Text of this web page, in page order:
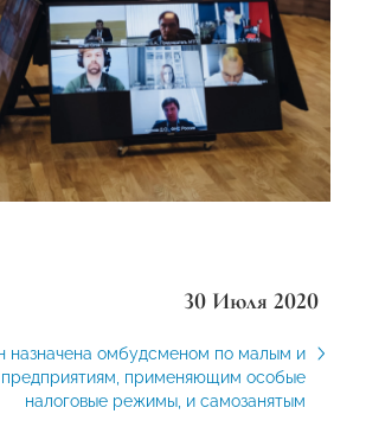
30 Июля 2020
назначена омбудсменом по малым и
применяющим особые
налоговые режимы, и самозанятым